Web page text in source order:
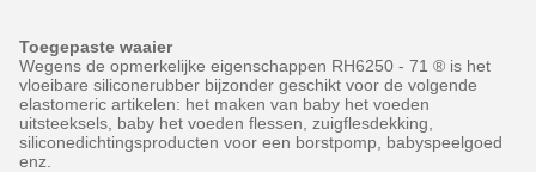
Toegepaste waaier
Wegens de opmerkelijke eigenschappen RH6250 - 71 ® is het
vloeibare siliconerubber bijzonder geschikt voor de volgende
elastomeric artikelen: het maken van baby het voeden
uitsteeksels, baby het voeden flessen, zuigflesdekking,
siliconedichtingsproducten voor een borstpomp, babyspeelgoed
enz.